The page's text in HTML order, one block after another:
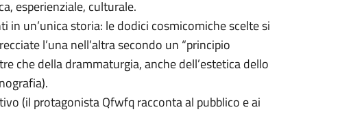
esperienziale, culturale.
in un’unica storia: le dodici cosmicomiche scelte si
l’una nell’altra secondo un “principio
che della drammaturgia, anche dell’estetica dello
(il protagonista Qfwfq racconta al pubblico e ai